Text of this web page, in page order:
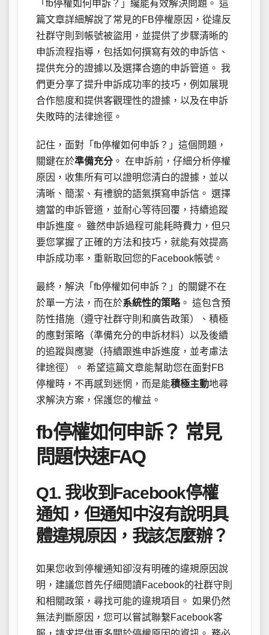
「fb停權如何申訴？」纔能有效解決問題。 這
篇文章詳細解說了常見的FB停權原因，從違反
社群守則到帳號被盜用，並提供了步驟清晰的
申訴流程指導，包括如何撰寫有效的申訴信、
提供充分的證據以及選擇合適的申訴管道。 我
們更分享了提升申訴成功率的技巧，例如展現
合作態度和提供客觀理性的證據，以及在申訴
失敗時的法律途徑。
記住，面對「fb停權如何申訴？」這個問題，
關鍵在於準備充分。 在申訴前，仔細分析停權
原因，收集所有可以證明您清白的證據，並以
清晰、簡潔、有禮貌的語氣撰寫申訴信。 選擇
適當的申訴管道，並耐心等待回覆，持續追蹤
申訴進度。 雖然申訴過程可能耗時費力，但只
要您掌握了正確的方法和技巧，就能有效提高
申訴成功率，重新取回您的Facebook帳號。
最終，解決「fb停權如何申訴？」的關鍵不在
於單一方法，而在於系統性的策略。 這包含預
防性措施（遵守社群守則和廣告政策）、積極
的應對策略（準備充分的申訴材料）以及後續
的追蹤與應變（持續跟進申訴進度，並考慮法
律途徑）。 希望這篇文章能幫助您在面對FB
停權時，不再感到迷惘，而是能積極主動地尋
求解決方案，保護您的權益。
fb停權如何申訴？ 常見
問題快速FAQ
Q1. 我收到Facebook停權
通知，但通知中沒有說明具
體違規原因，我該怎麼辦？
如果您收到停權通知卻沒有明確的違規原因說
明，建議您首先仔細閱讀Facebook的社群守則
和相關政策，尋找可能的違規項目。 如果仍然
無法判斷原因，您可以嘗試聯繫Facebook客